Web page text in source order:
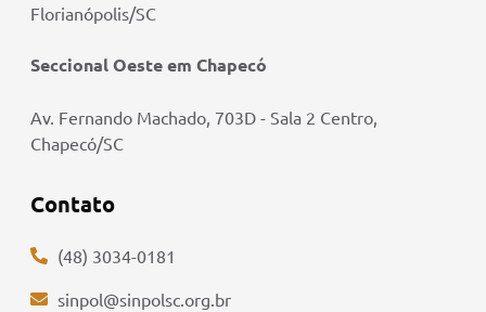
Florianópolis/SC
Seccional Oeste em Chapecó
Av. Fernando Machado, 703D - Sala 2 Centro,
Chapecó/SC
Contato
(48) 3034-0181
sinpol@sinpolsc.org.br